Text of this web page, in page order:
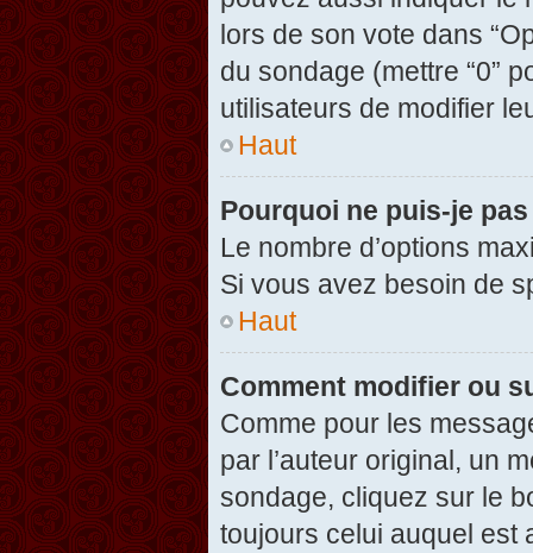
lors de son vote dans
du sondage (mettre “0”
utilisateurs de modifier
Haut
Pourquoi ne puis-je
Le nombre d’options
Si vous avez besoin de
Haut
Comment modifier ou
Comme pour les
par l’auteur original, un
sondage, cliquez sur le
toujours celui auquel est